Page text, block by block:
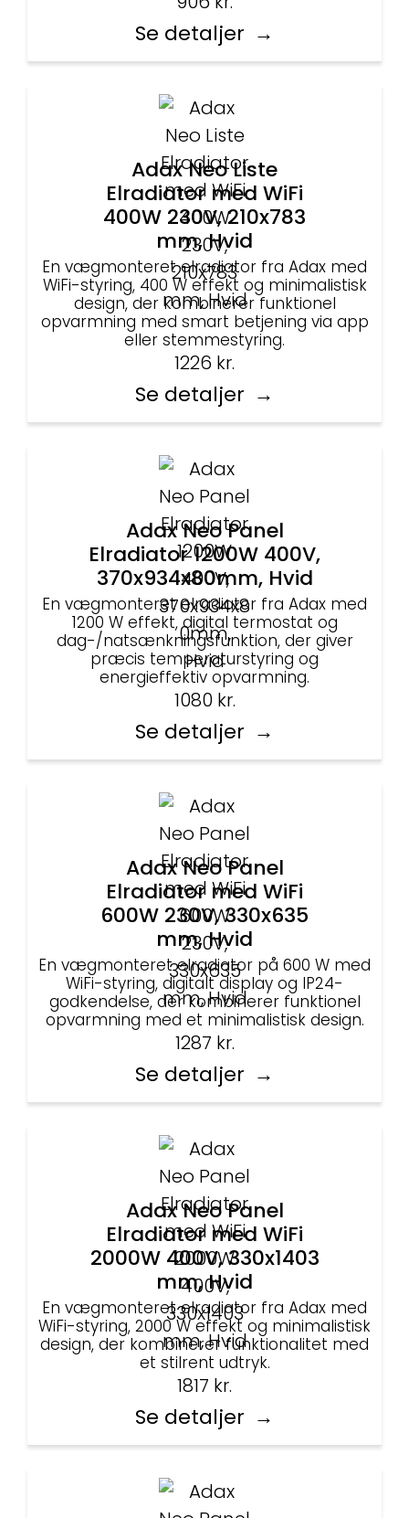
Se detaljer
Adax Neo Liste
Elradiator med WiFi
400W 230V, 210x783
mm, Hvid
En vægmonteret elradiator fra Adax med
WiFi-styring, 400 W effekt og minimalistisk
design, der kombinerer funktionel
opvarmning med smart betjening via app
eller stemmestyring.
1226 kr.
Se detaljer
Adax Neo Panel
Elradiator 1200W 400V,
370x934x80mm, Hvid
En vægmonteret elradiator fra Adax med
1200 W effekt, digital termostat og
dag-/natsænkningsfunktion, der giver
præcis temperaturstyring og
energieffektiv opvarmning.
1080 kr.
Se detaljer
Adax Neo Panel
Elradiator med WiFi
600W 230V, 330x635
mm, Hvid
En vægmonteret elradiator på 600 W med
WiFi-styring, digitalt display og IP24-
godkendelse, der kombinerer funktionel
opvarmning med et minimalistisk design.
1287 kr.
Se detaljer
Adax Neo Panel
Elradiator med WiFi
2000W 400V, 330x1403
mm, Hvid
En vægmonteret elradiator fra Adax med
WiFi-styring, 2000 W effekt og minimalistisk
design, der kombinerer funktionalitet med
et stilrent udtryk.
1817 kr.
Se detaljer